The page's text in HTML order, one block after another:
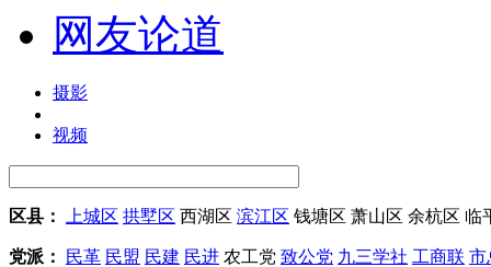
网友论道
摄影
视频
区县： 上城区 拱墅区 西湖区 滨江区 钱塘区 萧山区 余杭区 临
党派： 民革 民盟 民建 民进 农工党 致公党 九三学社 工商联 市